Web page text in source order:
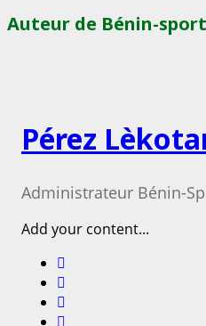
Auteur de Bénin-
Pérez
Administrateur Bénin-
Add your content...